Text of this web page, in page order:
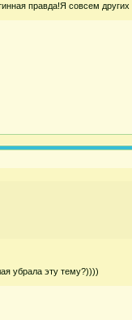
правда!Я совсем
убрала эту тему?))))